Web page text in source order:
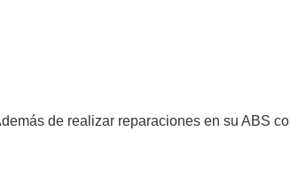
de realizar reparaciones en su ABS